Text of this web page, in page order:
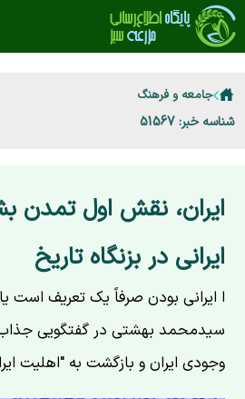
جامعه و فرهنگ
شناسه خبر: 51567
ایران، نقش اول تمدن
ایرانی در بزنگاه تاریخ
ا ایرانی بودن صرفاً یک تعریف است
سیدمحمد بهشتی در گفتگویی
وجودی ایران و بازگشت به "اهلیت